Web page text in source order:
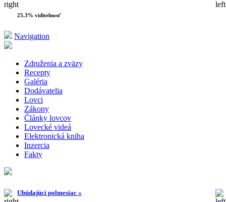
25.3% viditelnosť
Navigation
Združenia a zväzy
Recepty
Galéria
Dodávatelia
Lovci
Zákony
Články lovcov
Lovecké videá
Elektronická kniha
Inzercia
Fakty
Ubúdajúci polmesiac »